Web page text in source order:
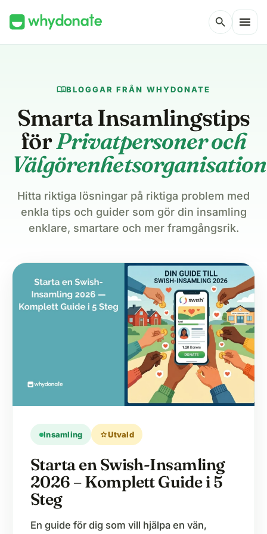
search menu
menu_bookBLOGGAR FRÅN WHYDONATE
Smarta Insamlingstips
förPrivatpersoner och
Hitta riktiga lösningar på riktiga problem med
enkla tips och guider som gör din insamling
enklare, smartare och mer framgångsrik.
Insamling starUtvald
Starta en Swish-Insamling
2026 – Komplett Guide i 5
Steg
En guide för dig som vill hjälpa en vän,